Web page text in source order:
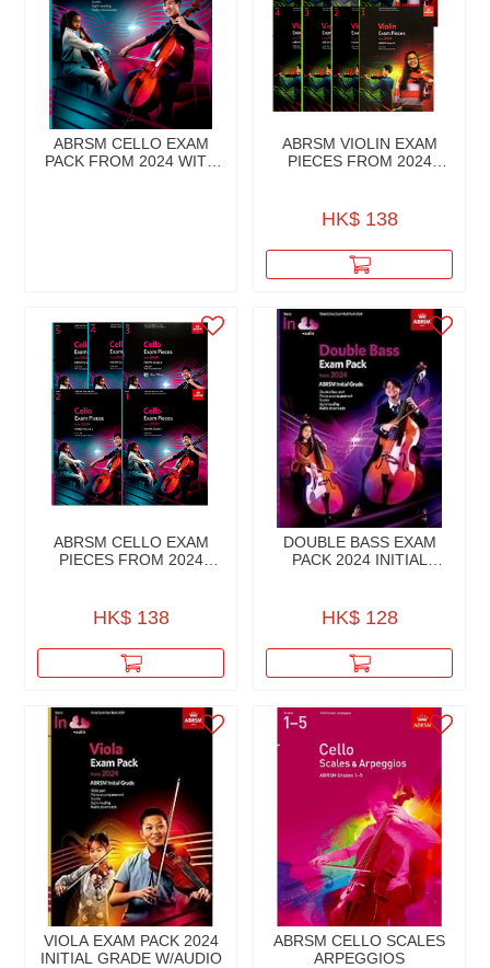
ABRSM CELLO EXAM
PACK FROM 2024 WITH
ABRSM VIOLIN EXAM
PIECES FROM 2024
HK$ 138
ABRSM CELLO EXAM
PIECES FROM 2024
HK$ 138
DOUBLE BASS EXAM
PACK 2024 INITIAL
HK$ 128
VIOLA EXAM PACK 2024
INITIAL GRADE W/AUDIO
ABRSM CELLO SCALES
ARPEGGIOS